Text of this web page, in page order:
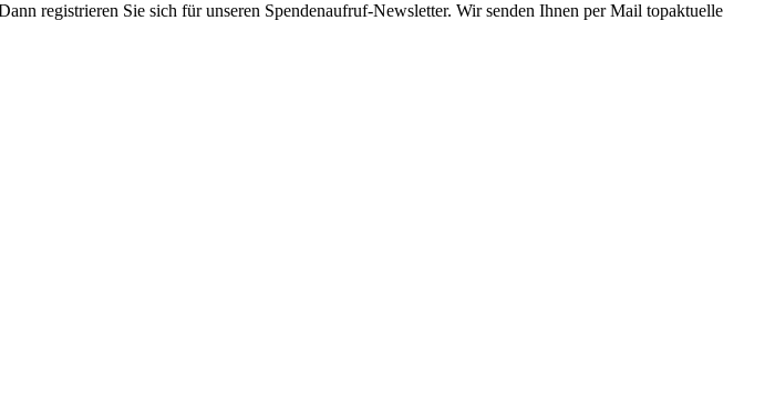
registrieren Sie sich für unseren Spendenaufruf-Newsletter. Wir senden Ihnen per Mail topaktuelle